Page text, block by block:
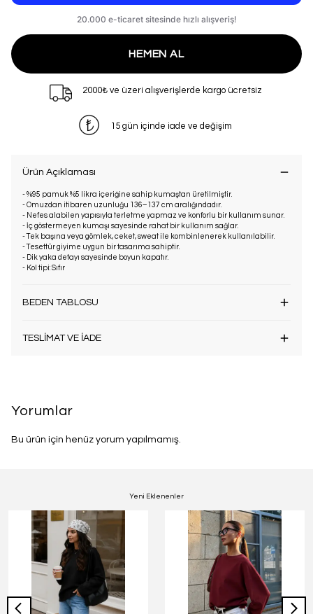
HEMEN AL
2000₺ ve üzeri alışverişlerde kargo ücretsiz
15 gün içinde iade ve değişim
Ürün Açıklaması
- %95 pamuk %5 likra içeriğine sahip kumaştan üretilmiştir.
- Omuzdan itibaren uzunluğu 136–137 cm aralığındadır.
- Nefes alabilen yapısıyla terletme yapmaz ve konforlu bir kullanım sunar.
- İç göstermeyen kumaşı sayesinde rahat bir kullanım sağlar.
- Tek başına veya gömlek, ceket, sweat ile kombinlenerek kullanılabilir.
- Tesettür giyime uygun bir tasarıma sahiptir.
- Dik yaka detayı sayesinde boyun kapatır.
- Kol tipi: Sıfır
BEDEN TABLOSU
TESLİMAT VE İADE
Yorumlar
Bu ürün için henüz yorum yapılmamış.
Yeni Eklenenler